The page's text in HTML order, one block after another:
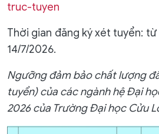
truc-tuyen
Thời gian đăng ký xét tuyển: từ
14/7/2026.
Ngưỡng đảm bảo chất lượng
tuyển) của các ngành hệ Đại
2026 của Trường Đại học Cửu